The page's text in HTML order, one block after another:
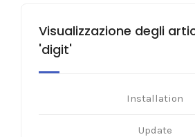
Visualizzazione degli
'digit'
Installation
Update